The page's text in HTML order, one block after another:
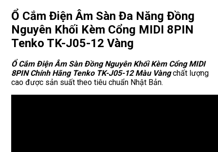
Ổ Cắm Điện Âm Sàn Đa Năng Đồng
Nguyên Khối Kèm Cổng MIDI 8PIN
Tenko TK-J05-12 Vàng
Ổ Cắm Điện Âm Sàn Đồng Nguyên Khối Kèm Cổng MIDI
8PIN Chính Hãng Tenko TK-J05-12 Màu Vàngchất lượng
cao được sản suất theo tiêu chuẩn Nhật Bản.